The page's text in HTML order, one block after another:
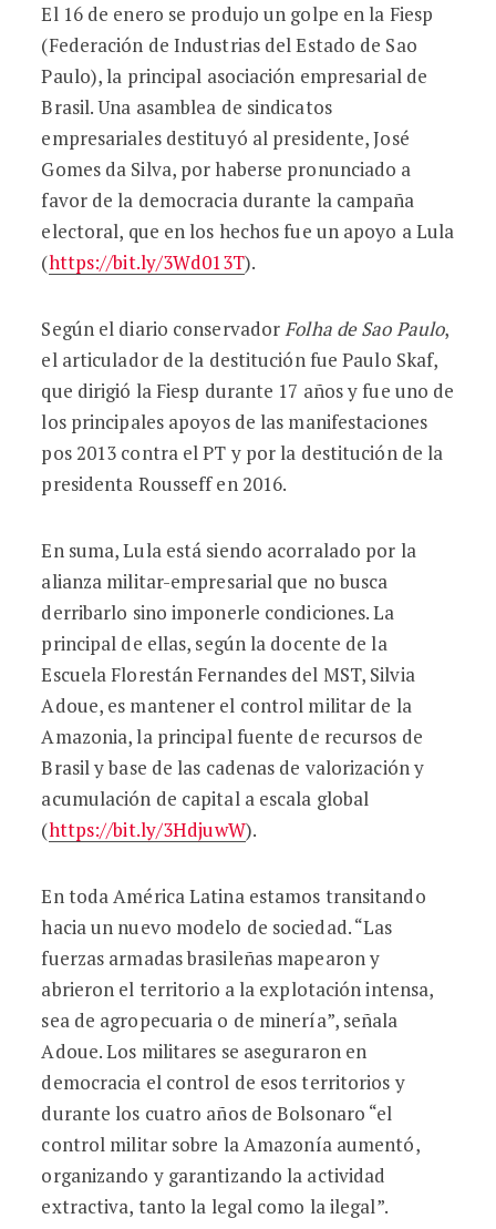
El 16 de enero se produjo un golpe en la Fiesp
(Federación de Industrias del Estado de Sao
Paulo), la principal asociación empresarial de
Brasil. Una asamblea de sindicatos
empresariales destituyó al presidente, José
Gomes da Silva, por haberse pronunciado a
favor de la democracia durante la campaña
electoral, que en los hechos fue un apoyo a Lula
(https://bit.ly/3Wd013T).
Según el diario conservadorFolha de Sao Paulo,
el articulador de la destitución fue Paulo Skaf,
que dirigió la Fiesp durante 17 años y fue uno de
los principales apoyos de las manifestaciones
pos 2013 contra el PT y por la destitución de la
presidenta Rousseff en 2016.
En suma, Lula está siendo acorralado por la
alianza militar-empresarial que no busca
derribarlo sino imponerle condiciones. La
principal de ellas, según la docente de la
Escuela Florestán Fernandes del MST, Silvia
Adoue, es mantener el control militar de la
Amazonia, la principal fuente de recursos de
Brasil y base de las cadenas de valorización y
acumulación de capital a escala global
(https://bit.ly/3HdjuwW).
En toda América Latina estamos transitando
hacia un nuevo modelo de sociedad. “Las
fuerzas armadas brasileñas mapearon y
abrieron el territorio a la explotación intensa,
sea de agropecuaria o de minería”, señala
Adoue. Los militares se aseguraron en
democracia el control de esos territorios y
durante los cuatro años de Bolsonaro “el
control militar sobre la Amazonía aumentó,
organizando y garantizando la actividad
extractiva, tanto la legal como la ilegal”.